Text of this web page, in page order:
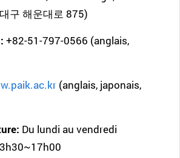
구 해운대로 875)
+82-51-797-0566 (anglais,
(anglais, japonais,
Du lundi au vendredi